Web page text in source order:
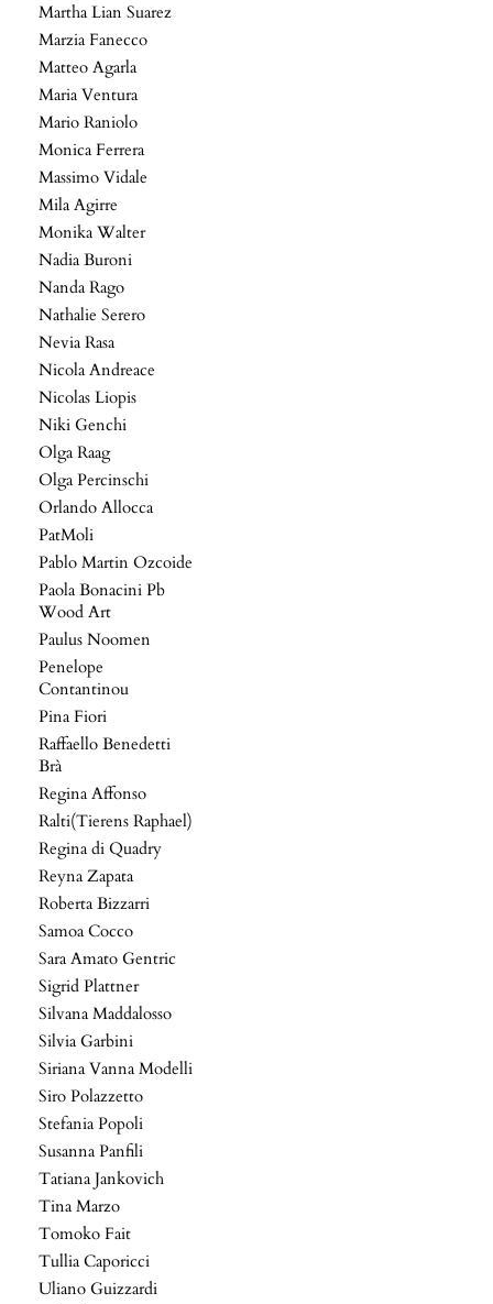
Martha Lian Suarez
Marzia Fanecco
Matteo Agarla
Maria Ventura
Mario Raniolo
Monica Ferrera
Massimo Vidale
Mila Agirre
Monika Walter
Nadia Buroni
Nanda Rago
Nathalie Serero
Nevia Rasa
Nicola Andreace
Nicolas Liopis
Niki Genchi
Olga Raag
Olga Percinschi
Orlando Allocca
PatMoli
Pablo Martin Ozcoide
Paola Bonacini Pb
Wood Art
Paulus Noomen
Penelope
Contantinou
Pina Fiori
Raffaello Benedetti
Brà
Regina Affonso
Ralti(Tierens Raphael)
Regina di Quadry
Reyna Zapata
Roberta Bizzarri
Samoa Cocco
Sara Amato Gentric
Sigrid Plattner
Silvana Maddalosso
Silvia Garbini
Siriana Vanna Modelli
Siro Polazzetto
Stefania Popoli
Susanna Panfili
Tatiana Jankovich
Tina Marzo
Tomoko Fait
Tullia Caporicci
Uliano Guizzardi